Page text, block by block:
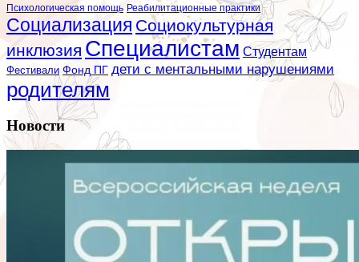
Психологическая помощь Реабилитационные практики
Социализация Социокультурная
инклюзия Специалистам Студентам
Фестивали Фонд ПГ дети с ментальными нарушениями
родителям
Новости